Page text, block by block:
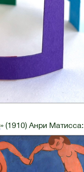
» (1910) Анри Матисса: